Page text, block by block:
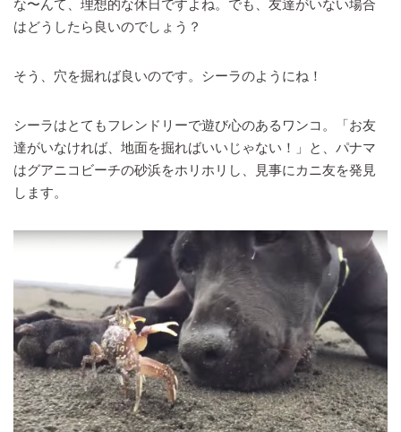
な〜んて、理想的な休日ですよね。でも、友達がいない場合
はどうしたら良いのでしょう？
そう、穴を掘れば良いのです。シーラのようにね！
シーラはとてもフレンドリーで遊び心のあるワンコ。「お友
達がいなければ、地面を掘ればいいじゃない！」と、パナマ
はグアニコビーチの砂浜をホリホリし、見事にカニ友を発見
します。